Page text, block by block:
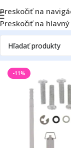
Preskočiť na
Preskočiť na
MotorPalivová
-11%